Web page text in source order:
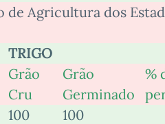
de Agricultura dos
TRIGO
Grão
Cru
Grão
Germinado
%
100
100